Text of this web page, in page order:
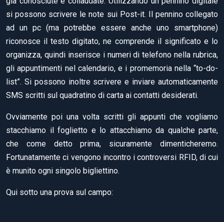
si possono scrivere le note sui Post-it. Il pennino collegato
ad un pc (ma potrebbe essere anche uno smartphone)
riconosce il testo digitato, ne comprende il significato e lo
organizza, quindi inserisce i numeri di telefono nella rubrica,
gli appuntimenti nel calendario, e i promemoria nella “to-do-
list”. Si possono inoltre scrivere e inviare automaticamente
SMS scritti sul quadratino di carta ai contatti desiderati.
Ovviamente poi una volta scritti gli appunti che vogliamo
stacchiamo il foglietto e lo attacchiamo da qualche parte,
che come detto prima, sicuramente dimenticheremo.
Fortunatamente ci vengono incontro i controversi RFID, di cui
è munito ogni singolo bigliettino.
Qui sotto una prova sul campo: